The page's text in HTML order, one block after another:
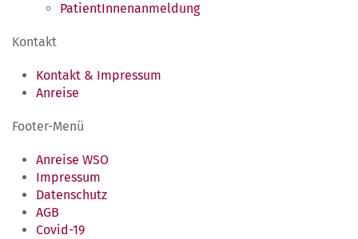
PatientInnenanmeldung
Kontakt
Kontakt & Impressum
Anreise
Footer-Menü
Anreise WSO
Impressum
Datenschutz
AGB
Covid-19